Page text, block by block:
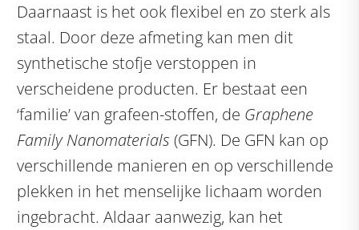
Daarnaast is het ook flexibel en zo sterk als
staal. Door deze afmeting kan men dit
synthetische stofje verstoppen in
verscheidene producten. Er bestaat een
‘familie’ van grafeen-stoffen, de Graphene
Family Nanomaterials (GFN). De GFN kan op
verschillende manieren en op verschillende
plekken in het menselijke lichaam worden
ingebracht. Aldaar aanwezig, kan het